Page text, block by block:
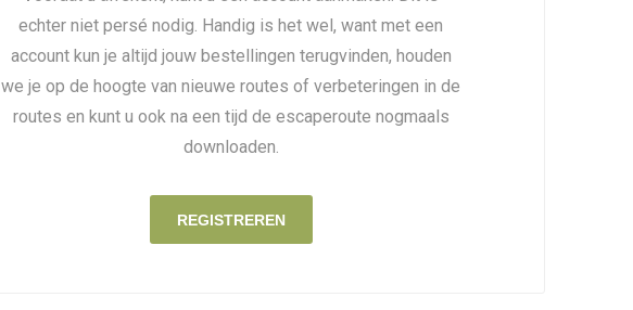
echter niet persé nodig. Handig is het wel, want met een
account kun je altijd jouw bestellingen terugvinden, houden
we je op de hoogte van nieuwe routes of verbeteringen in de
routes en kunt u ook na een tijd de escaperoute nogmaals
downloaden.
REGISTREREN